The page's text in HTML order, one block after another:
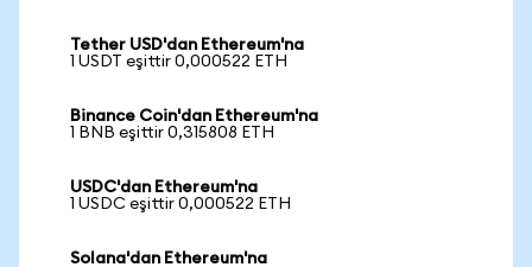
Tether USD'dan Ethereum'na
1 USDT eşittir 0,000522 ETH
Binance Coin'dan Ethereum'na
1 BNB eşittir 0,315808 ETH
USDC'dan Ethereum'na
1 USDC eşittir 0,000522 ETH
Solana'dan Ethereum'na